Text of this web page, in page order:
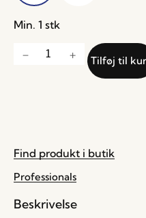
Min. 1 stk
Tilføj til
Find produkt i butik
Professionals
Beskrivelse